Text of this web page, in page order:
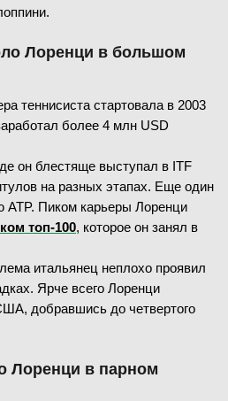
Лоренци в большом
теннисиста стартовала в 2003
более 4 млн USD
он блестяще выступал в ITF
на разных этапах. Еще один
ATP. Пиком карьеры Лоренци
топ-100, которое он занял в
итальянец неплохо проявил
Ярче всего Лоренци
добравшись до четвертого
Лоренци в парном